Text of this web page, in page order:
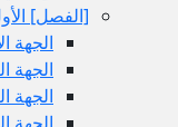
[الفصل‏]
الجهة
الجهة
الجهة